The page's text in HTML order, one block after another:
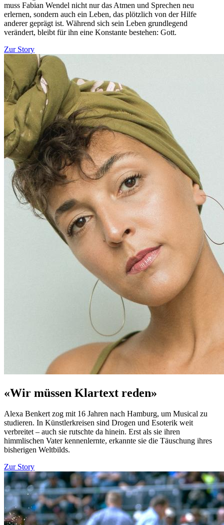
muss Fabian Wendel nicht nur das Atmen und Sprechen neu
erlernen, sondern auch ein Leben, das plötzlich von der Hilfe
anderer geprägt ist. Während sich sein Leben grundlegend
verändert, bleibt für ihn eine Konstante bestehen: Gott.
Zur Story
«Wir müssen Klartext reden»
Alexa Benkert zog mit 16 Jahren nach Hamburg, um Musical zu
studieren. In Künstlerkreisen sind Drogen und Esoterik weit
verbreitet – auch sie rutschte da hinein. Erst als sie ihren
himmlischen Vater kennenlernte, erkannte sie die Täuschung ihres
bisherigen Weltbilds.
Zur Story